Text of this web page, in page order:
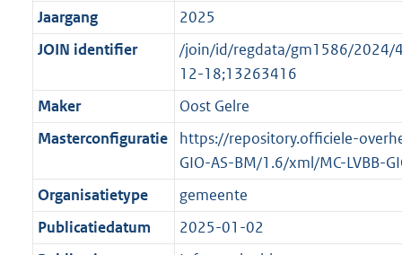
i
e
n
f
o
m
a
a
2
K
t
i
i
n
f
r
m
a
:
o
b
e
k
n
d
g
r
o
o
t
t
e
:
2
Jaargang
2025
JOIN identifier
/join/id/regdata/gm1586/2024/
12-18;13263416
Maker
Oost Gelre
Masterconfiguratie
https://repository.officiele-
GIO-AS-BM/1.6/xml/MC-LVBB-
Organisatietype
gemeente
Publicatiedatum
2025-01-02